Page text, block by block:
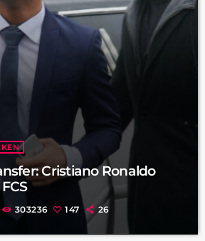
Cristiano Ronaldo
303236 147 26